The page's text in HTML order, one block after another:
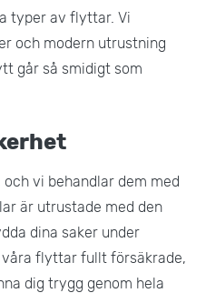
typer av flyttar. Vi
och modern utrustning
går så smidigt som
vi behandlar dem med
är utrustade med den
dina saker under
flyttar fullt försäkrade,
dig trygg genom hela